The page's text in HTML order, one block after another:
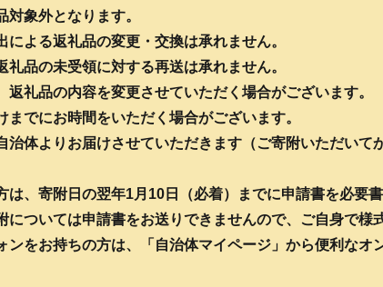
対象外となります。
による返礼品の変更・交換は承れません。
礼品の未受領に対する再送は承れません。
返礼品の内容を変更させていただく場合がございます。
までにお時間をいただく場合がございます。
治体よりお届けさせていただきます（ご寄附いただいて
は、寄附日の翌年1月10日（必着）までに申請書を必要
ついては申請書をお送りできませんので、ご自身で様
ンをお持ちの方は、「自治体マイページ」から便利なオ